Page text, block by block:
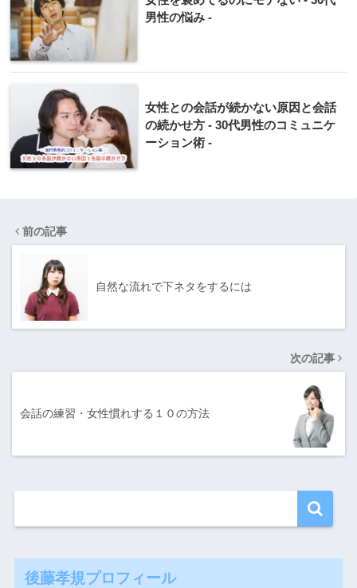
男性の悩み -
女性との会話が続かない原因と会話
の続かせ方 - 30代男性のコミュニケ
ーション術 -
前の記事
自然な流れで下ネタをするには
次の記事
会話の練習・女性慣れする１０の方法
後藤孝規プロフィール